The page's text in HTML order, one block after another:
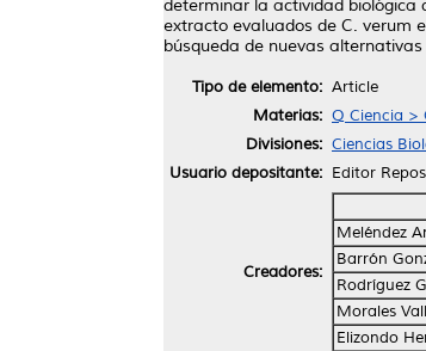
determinar la actividad biológica
extracto evaluados de C. verum
búsqueda de nuevas
Tipo de elemento: Article
Materias: Q Ciencia >
Divisiones: Ciencias
Usuario depositante: Editor
Creadores:
Meléndez
Barrón
Rodríguez
Morales
Elizondo